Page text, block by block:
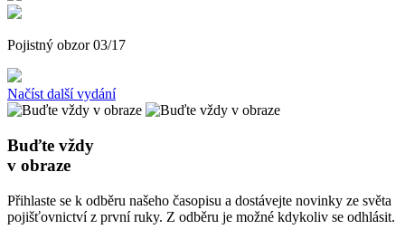
Pojistný obzor 03/17
Načíst další vydání
Buďte vždy
v obraze
Přihlaste se k odběru našeho časopisu a dostávejte novinky ze světa
pojišťovnictví z první ruky. Z odběru je možné kdykoliv se odhlásit.